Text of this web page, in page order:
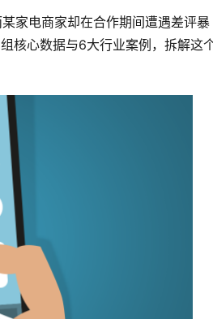
家电商家却在合作期间遭遇差评暴
核心数据与6大行业案例，拆解这